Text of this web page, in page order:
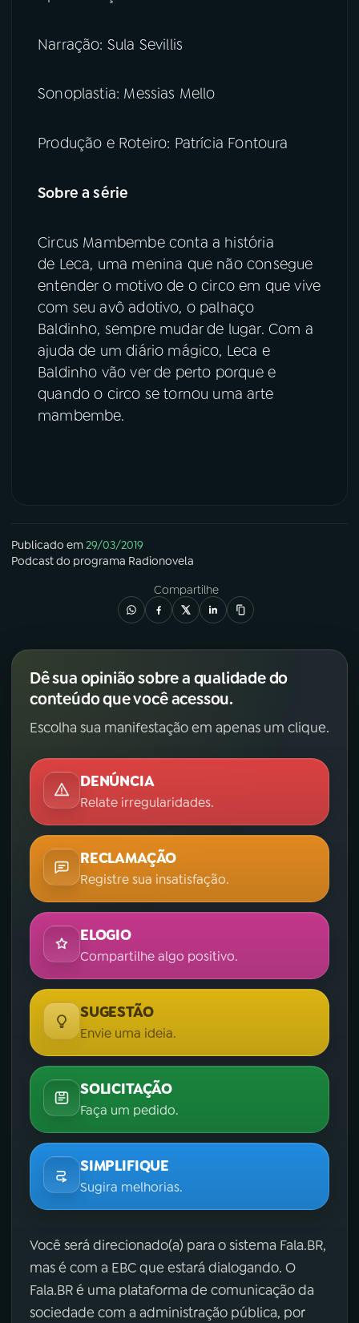
Narração: Sula Sevillis
Sonoplastia: Messias Mello
Produção e Roteiro: Patrícia Fontoura
Sobre a série
Circus Mambembe conta a história
de Leca, uma menina que não consegue
entender o motivo de o circo em que vive
com seu avô adotivo, o palhaço
Baldinho, sempre mudar de lugar. Com a
ajuda de um diário mágico, Leca e
Baldinho vão ver de perto porque e
quando o circo se tornou uma arte
mambembe.
Publicado em29/03/2019
Podcastdo programa Radionovela
Compartilhe
Dê sua opinião sobre a qualidade do
conteúdo que você acessou.
Escolha sua manifestação em apenas um clique.
DENÚNCIA
Relate irregularidades.
RECLAMAÇÃO
Registre sua insatisfação.
ELOGIO
Compartilhe algo positivo.
SUGESTÃO
Envie uma ideia.
SOLICITAÇÃO
Faça um pedido.
SIMPLIFIQUE
Sugira melhorias.
Você será direcionado(a) para o sistema Fala.BR,
mas é com a EBC que estará dialogando. O
Fala.BR é uma plataforma de comunicação da
sociedade com a administração pública, por